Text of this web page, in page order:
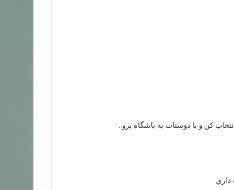
كن و با دوستات به باشگاه برو..
داري